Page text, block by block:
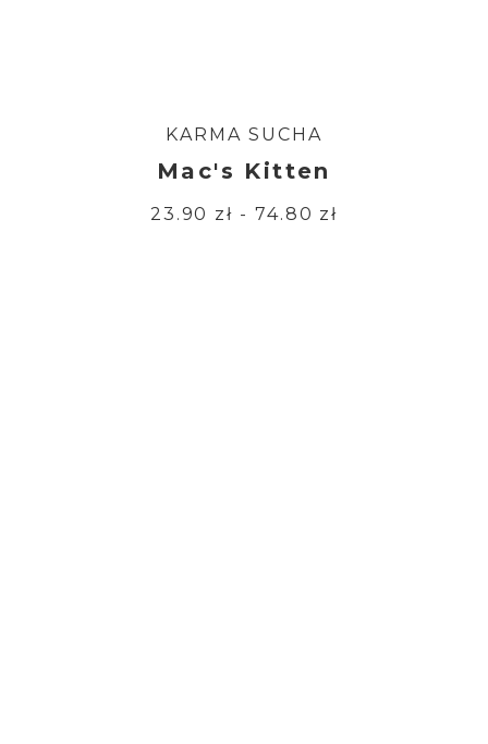
KARMA SUCHA
Mac's Kitten
23.90 zł - 74.80 zł